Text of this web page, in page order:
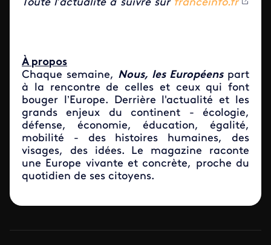
Toute l’actualité à suivre sur franceinfo.fr
À propos
Chaque semaine, Nous, les Européenspart
à la rencontre de celles et ceux qui font
bouger l’Europe. Derrière l'actualité et les
grands enjeux du continent - écologie,
défense, économie, éducation, égalité,
mobilité - des histoires humaines, des
visages, des idées. Le magazine raconte
une Europe vivante et concrète, proche du
quotidien de ses citoyens.